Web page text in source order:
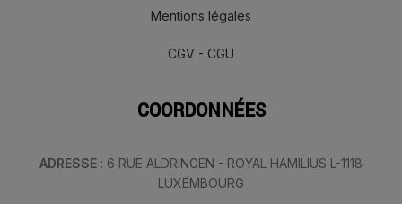
Mentions légales
CGV - CGU
COORDONNÉES
ADRESSE : 6 RUE ALDRINGEN - ROYAL HAMILIUS L-1118
LUXEMBOURG